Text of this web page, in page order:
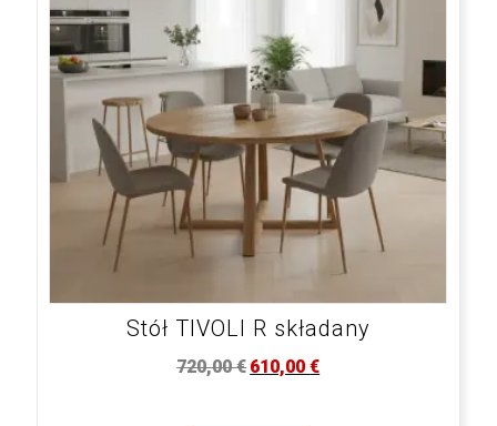
Stół TIVOLI R składany
720,00€610,00€